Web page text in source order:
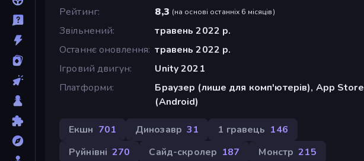
Рейтинг
8,3 (на основі останніх 6 місяців)
Звільнений
травень 2022 р.
Останнє оновлення травень 2022 р.
Ігровий двигун
Unity 2021
Платформи
Браузер (лише для комп'ютерів), App Store
(Android)
Екшн 701 Динозавр 31 1 гравець 146
Руйнівні 270 Сайд-скролер 187 Монстр 215